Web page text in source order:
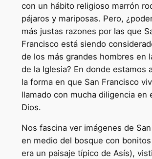
con un hábito religioso marrón
pájaros y mariposas. Pero,
más justas razones por las que
Francisco está siendo
de los más grandes hombres en
de la Iglesia? En donde estamos
la forma en que San Francisco
llamado con mucha diligencia en
Dios.
Nos fascina ver imágenes de
en medio del bosque con
era un paisaje típico de Asís),